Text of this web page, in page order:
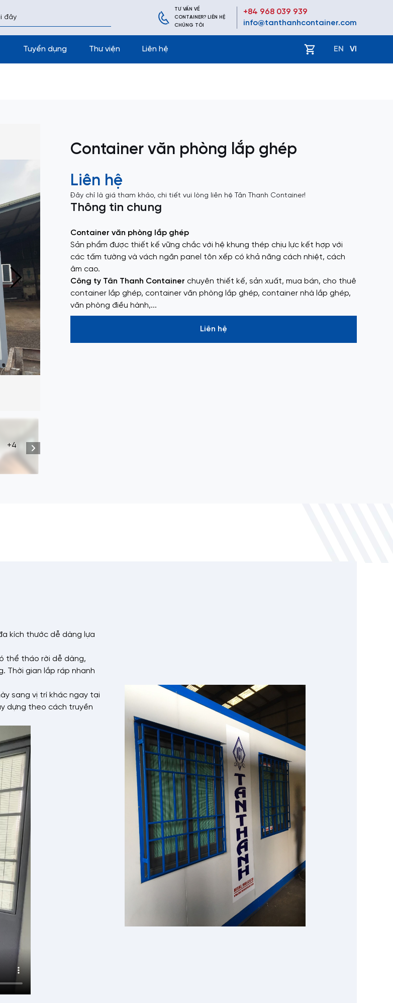
TƯ VẤN VỀ
CONTAINER? LIÊN HỆ
CHÚNG TÔI
+84 968 039 939
info@tanthanhcontainer.com
Tuyển dụng Thư viện Liên hệ EN VI
+4
Container văn phòng lắp ghép
Liên hệ
Đây chỉ là giá tham khảo, chi tiết vui lòng liên hệ Tân Thanh Container!
Thông tin chung
Container văn phòng lắp ghép
Sản phẩm được thiết kế vững chắc với hệ khung thép chịu lực kết hợp với
các tấm tường và vách ngăn panel tôn xếp có khả năng cách nhiệt, cách
âm cao.
Công ty Tân Thanh Container chuyên thiết kế, sản xuất, mua bán, cho thuê
container lắp ghép, container văn phòng lắp ghép, container nhà lắp ghép,
văn phòng điều hành,...
Liên hệ
kích thước dễ dàng lựa
thể tháo rời dễ dàng,
Thời gian lắp ráp nhanh
sang vị trí khác ngay tại
dựng theo cách truyền